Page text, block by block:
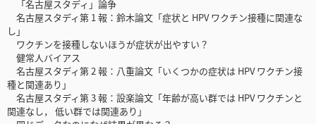
「名古屋スタディ」論争
名古屋スタディ第 1 報：鈴木論文「症状と HPV ワクチン接種に関連な
し」
ワクチンを接種しないほうが症状が出やすい？
健常人バイアス
名古屋スタディ第 2 報：八重論文「いくつかの症状は HPV ワクチン接
種と関連あり」
名古屋スタディ第 3 報：設楽論文「年齢が高い群では HPV ワクチンと
関連なし， 低い群では関連あり」